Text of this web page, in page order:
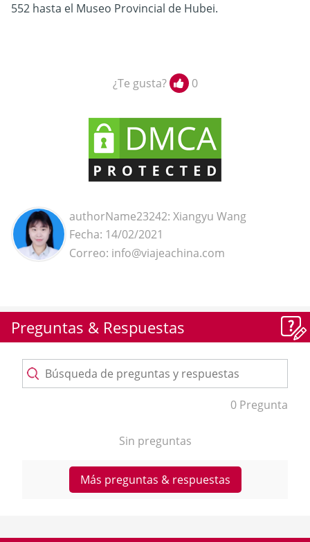
552 hasta el Museo Provincial de Hubei.
authorName23242: Xiangyu Wang
Fecha: 14/02/2021
Correo: info@viajeachina.com
¿Te gusta? 0
Preguntas & Respuestas
0 Pregunta
Sin preguntas
Más preguntas & respuestas